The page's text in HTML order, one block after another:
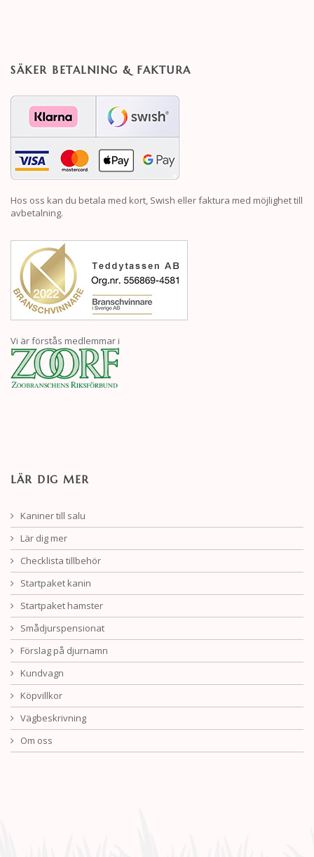
SÄKER BETALNING & FAKTURA
Hos oss kan du betala med kort, Swish eller faktura med möjlighet till
avbetalning.
Vi är förstås medlemmar i
LÄR DIG MER
Kaniner till salu
Lär dig mer
Checklista tillbehör
Startpaket kanin
Startpaket hamster
Smådjurspensionat
Förslag på djurnamn
Kundvagn
Köpvillkor
Vägbeskrivning
Om oss